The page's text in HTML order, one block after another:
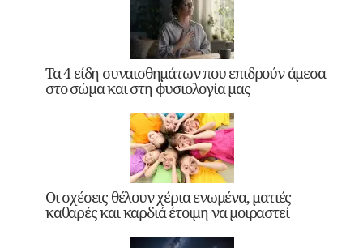
Τα 4 είδη συναισθημάτων που επιδρούν άμεσα
στο σώμα και στη φυσιολογία μας
Οι σχέσεις θέλουν χέρια ενωμένα, ματιές
καθαρές και καρδιά έτοιμη να μοιραστεί